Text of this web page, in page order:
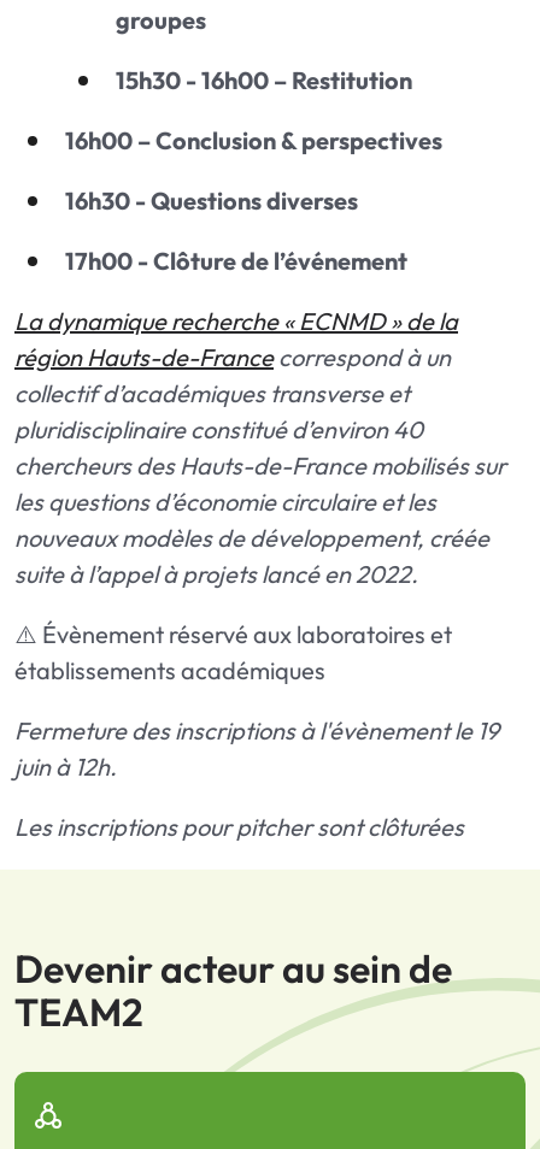
groupes
15h30 - 16h00 – Restitution
16h00 – Conclusion & perspectives
16h30 - Questions diverses
17h00 - Clôture de l’événement
La dynamique recherche « ECNMD » de la
région Hauts-de-Francecorrespond à un
collectif d’académiques transverse et
pluridisciplinaire constitué d’environ 40
chercheurs des Hauts-de-France mobilisés sur
les questions d’économie circulaire et les
nouveaux modèles de développement, créée
suite à l’appel à projets lancé en 2022.
⚠️ Évènement réservé aux laboratoires et
établissements académiques
Fermeture des inscriptions à l'évènement le 19
juin à 12h.
Les inscriptions pour pitcher sont clôturées
Devenir acteur au sein de
TEAM2